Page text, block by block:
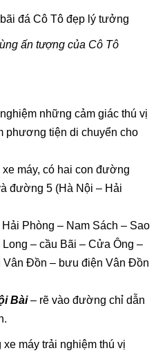
ấn tượng của Cô Tô
những cảm giác thú vị
phương tiện di chuyển cho
máy, có hai con đường
đường 5 (Hà Nội – Hải
Phòng – Nam Sách – Sao
– cầu Bãi – Cửa Ông –
Vân Đồn – bưu điện Vân Đồn
Bài– rẽ vào đường chỉ dẫn